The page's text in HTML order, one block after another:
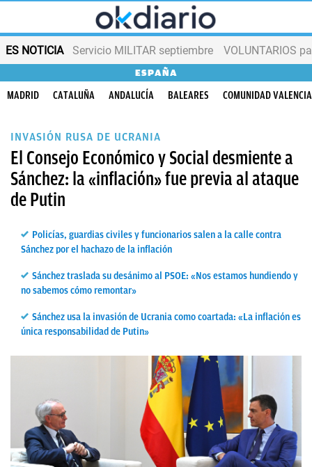
ES NOTICIA Servicio MILITAR septiembre VOLUNTARIOS
ESPAÑA
MADRID CATALUÑA ANDALUCÍA BALEARES COMUNIDAD
INVASIÓN RUSA DE UCRANIA
El Consejo Económico y Social desmiente a
Sánchez: la «inflación» fue previa al ataque
de Putin
Policías, guardias civiles y funcionarios salen a la calle contra
Sánchez por el hachazo de la inflación
Sánchez traslada su desánimo al PSOE: «Nos estamos hundiendo y
no sabemos cómo remontar»
Sánchez usa la invasión de Ucrania como coartada: «La inflación es
única responsabilidad de Putin»